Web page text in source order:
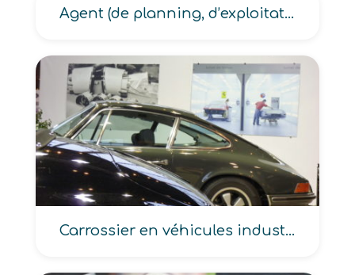
Agent (de planning, d’exploitation), Assistant d’exploitation, Chef de secteur transport routier de personnes
Carrossier en véhicules industriels, poids lourds